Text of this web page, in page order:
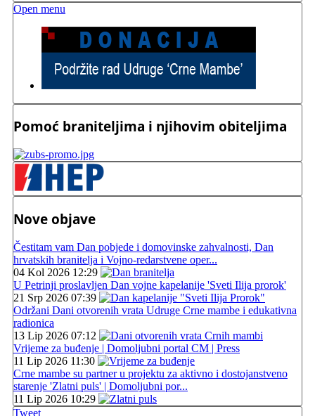
Open menu
Pomoć braniteljima i njihovim obiteljima
Nove objave
Čestitam vam Dan pobjede i domovinske zahvalnosti, Dan
hrvatskih branitelja i Vojno-redarstvene oper...
04 Kol 2026 12:29
U Petrinji proslavljen Dan vojne kapelanije 'Sveti Ilija prorok'
21 Srp 2026 07:39
Održani Dani otvorenih vrata Udruge Crne mambe i edukativna
radionica
13 Lip 2026 07:12
Vrijeme za buđenje | Domoljubni portal CM | Press
11 Lip 2026 11:30
Crne mambe su partner u projektu za aktivno i dostojanstveno
starenje 'Zlatni puls' | Domoljubni por...
11 Lip 2026 10:29
Tweet